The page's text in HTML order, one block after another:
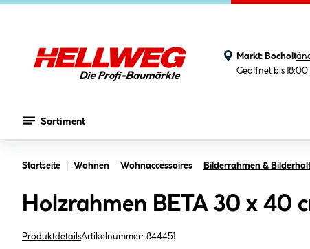
Markt: Bocholt
Geöffnet bis 18:00
Sortiment
Startseite Wohnen Wohnaccessoires Bilderrahmen &
Holzrahmen BETA 30 x 40
ProduktdetailsArtikelnummer: 844451